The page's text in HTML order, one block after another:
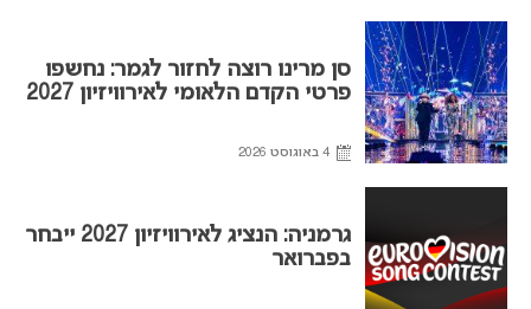
סן מרינו רוצה לחזור לגמר: נחשפו
פרטי הקדם הלאומי לאירוויזיון 2027
4 באוגוסט 2026
גרמניה: הנציג לאירוויזיון 2027 ייבחר
בפברואר